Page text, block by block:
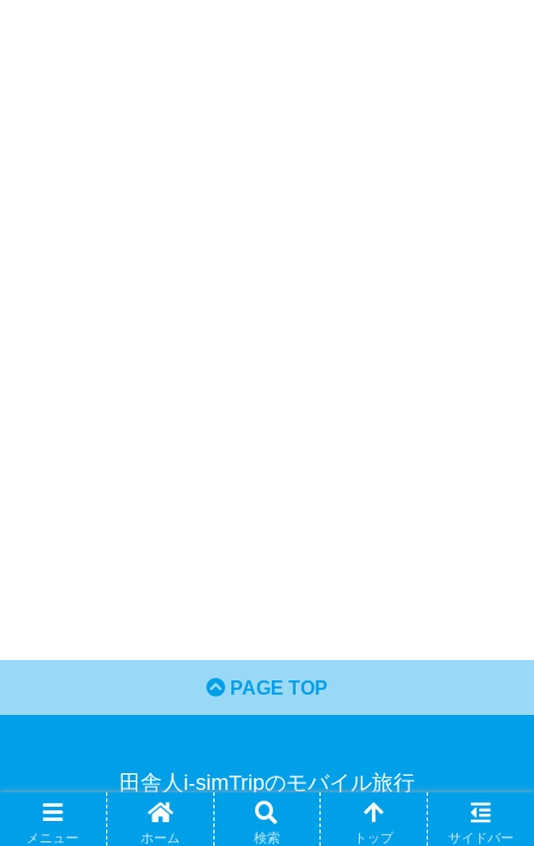
PAGE TOP
田舎人i-simTripのモバイル旅行
© 2015-2026 田舎人i-simTripのモバイル旅行.
メニュー ホーム 検索 トップ サイドバー